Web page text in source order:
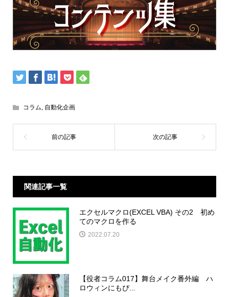
コラム, 自動化企画
関連記事一覧
エクセルマクロ(EXCEL VBA) その2 初め
てのマクロを作る
2022.07.20
【役者コラム017】舞台メイク番外編 ハ
ロウィンにもぴ...